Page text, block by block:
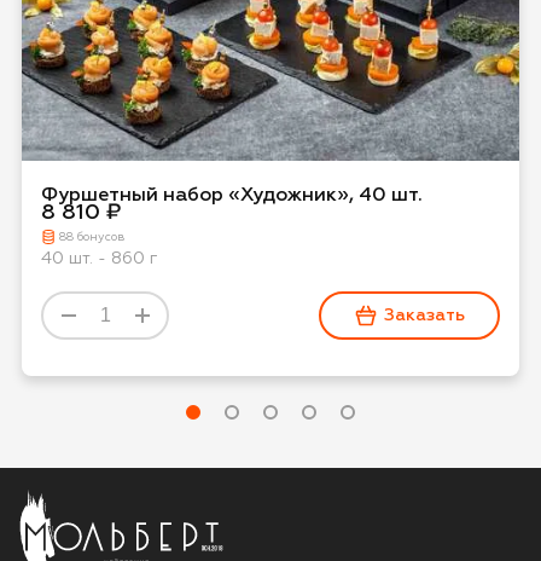
Фуршетный набор «Художник», 40 шт.
8 810 ₽
88 бонусов
40 шт. - 860 г
Заказать